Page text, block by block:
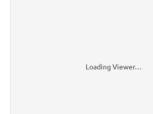
Loading Viewer…